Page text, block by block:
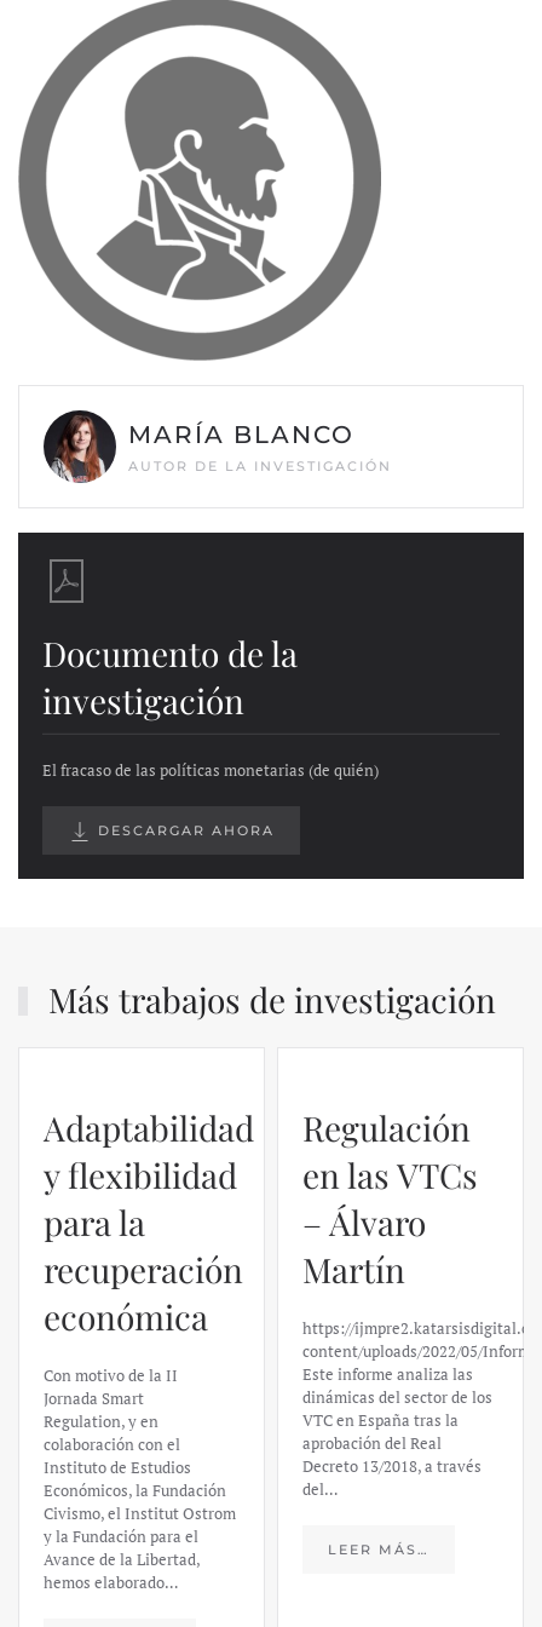
MARÍA BLANCO
AUTOR DE LA INVESTIGACIÓN
Documento de la
investigación
El fracaso de las políticas monetarias (de quién)
DESCARGAR AHORA
Más trabajos de investigación
Adaptabilidad
y flexibilidad
para la
recuperación
económica
Con motivo de la II
Jornada Smart
Regulation, y en
colaboración con el
Instituto de Estudios
Económicos, la Fundación
Civismo, el Institut Ostrom
y la Fundación para el
Avance de la Libertad,
hemos elaborado…
Regulación
en las VTCs
– Álvaro
Martín
https://
content/uploads/2022/05/
Este informe analiza las
dinámicas del sector de los
VTC en España tras la
aprobación del Real
Decreto 13/2018, a través
del…
LEER MÁS…